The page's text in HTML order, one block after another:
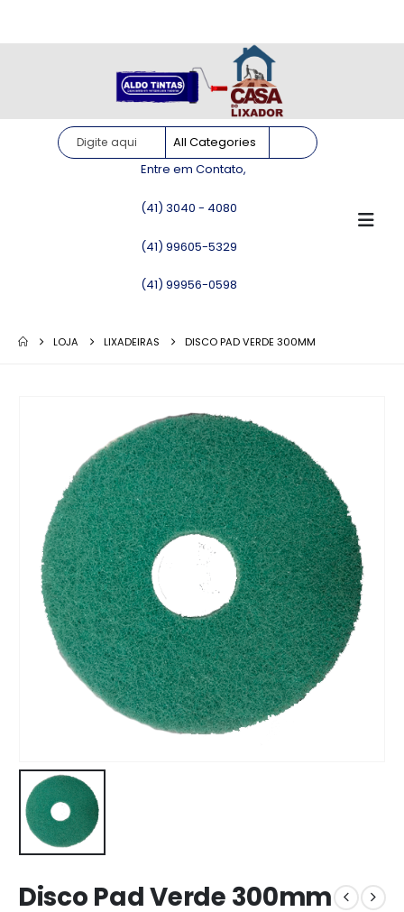
Entre em Contato,
(41) 3040 - 4080
(41) 99605-5329
(41) 99956-0598
LOJA LIXADEIRAS DISCO PAD VERDE 300MM
Disco Pad Verde 300mm